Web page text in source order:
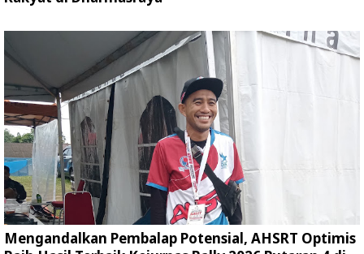
Mengandalkan Pembalap Potensial, AHSRT Optimis